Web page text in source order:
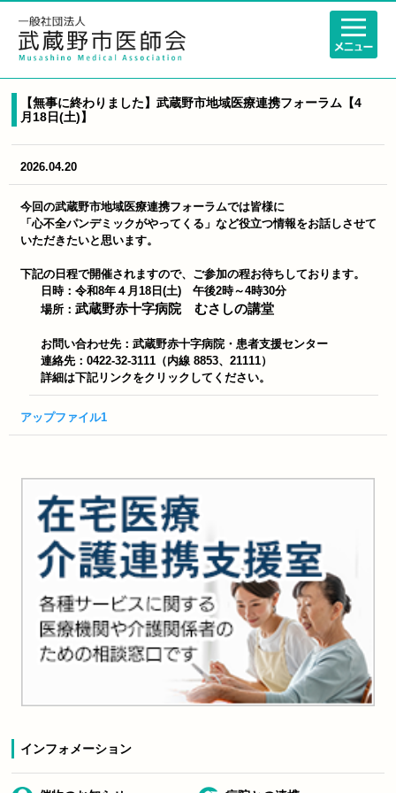
【無事に終わりました】武蔵野市地域医療連携フォーラム【4
月18日(土)】
2026.04.20
今回の武蔵野市地域医療連携フォーラムでは皆様に
「心不全パンデミックがやってくる」など役立つ情報をお話しさせて
いただきたいと思います。
下記の日程で開催されますので、ご参加の程お待ちしております。
日時：令和8年４月18日 (土) 午後2時～4時30分
場所： 武蔵野赤十字病院 むさしの講堂
お問い合わせ先：武蔵野赤十字病院・患者支援センター
連絡先：0422-32-3111（内線 8853、21111）
詳細は下記リンクをクリックしてください。
アップファイル1
インフォメーション